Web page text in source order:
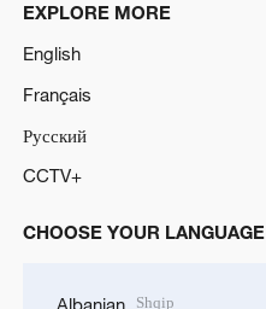
EXPLORE MORE
English
Français
Русский
CCTV+
CHOOSE YOUR LANGUAGE
Albanian Shqip